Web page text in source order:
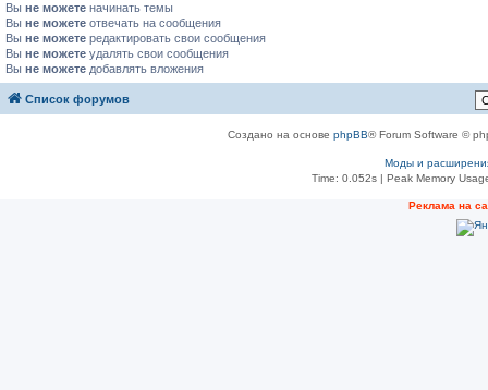
Вы не можете начинать темы
Вы не можете отвечать на сообщения
Вы не можете редактировать свои сообщения
Вы не можете удалять свои сообщения
Вы не можете добавлять вложения
Список форумов
Создано на основе phpBB® Forum Software ©
Моды и
Time: 0.052s| Peak Memory
Реклама на